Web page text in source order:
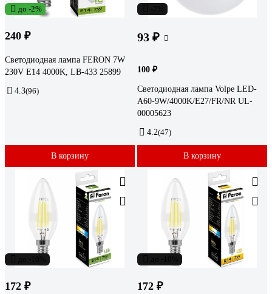
до -2%
240 ₽
Светодиодная лампа FERON 7W
230V E14 4000K, LB-433 25899
4.3(96)
В корзину
93 ₽
100 ₽
Светодиодная лампа Volpe LED-
A60-9W/4000K/E27/FR/NR UL-
00005623
4.2(47)
В корзину
172 ₽ 172 ₽